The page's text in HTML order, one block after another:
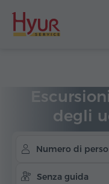
degli
Numero di
Senza guida